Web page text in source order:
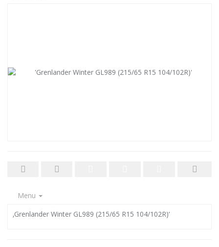
Menu
‚Grenlander Winter GL989 (215/65 R15 104/102R)‘